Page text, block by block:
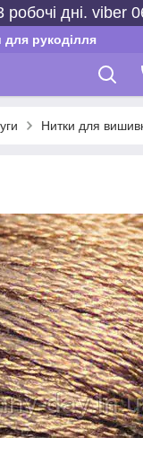
робочі дні. viber
рукоділля
Нитки для